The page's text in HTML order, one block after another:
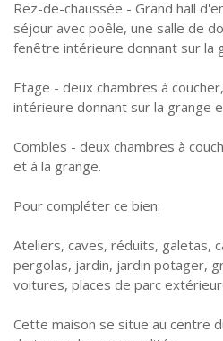
Rez-de-chaussée - Grand hall
séjour avec poêle, une salle de
fenêtre intérieure donnant sur la
Etage - deux chambres à
intérieure donnant sur la grange
Combles - deux chambres à
et à la grange.
Pour compléter ce bien:
Ateliers, caves, réduits, galetas,
pergolas, jardin, jardin potager,
voitures, places de parc
Cette maison se situe au centre